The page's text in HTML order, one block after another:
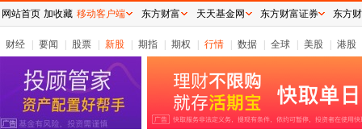
财经 要闻 股票 新股 期指 期权 行情 数据 全球 美股 港股
网站首页 加收藏 移动客户端 东方财富 天天基金网 东方财富证券 东方